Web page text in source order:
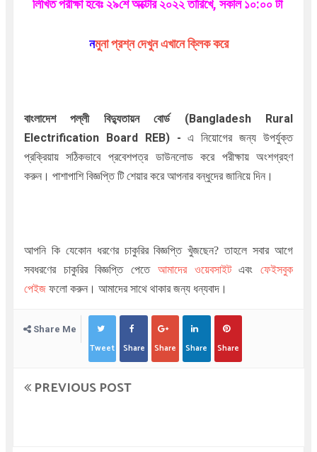
লিখিত পরীক্ষা হবেঃ ২৯শে অক্টোর ২০২২ তারিখে, সকাল ১০:০০ টা
নমুনা প্রশ্ন দেখুন এখানে ক্লিক করে
বাংলাদেশ পল্লী বিদ্যুতায়ন বোর্ড(Bangladesh Rural
Electrification Board REB) - এ নিয়োগের জন্য উপর্যুক্ত
প্রক্রিয়ায় সঠিকভাবে প্রবেশপত্র ডাউনলোড করে পরীক্ষায় অংশগ্রহণ
করুন। পাশাপাশি বিজ্ঞপ্তি টি শেয়ার করে আপনার বন্ধুদের জানিয়ে দিন।
আপনি কি যেকোন ধরণের চাকুরির বিজ্ঞপ্তি খুঁজছেন?তাহলে সবার আগে
সবধরণের চাকুরির বিজ্ঞপ্তি পেতে
আমাদের ওয়েবসাইট এবংফেইসবুক
পেইজফলো করুন। আমাদের সাথে থাকার জন্য ধন্যবাদ।
Share Me
Tweet Share Share Share Share
PREVIOUS POST